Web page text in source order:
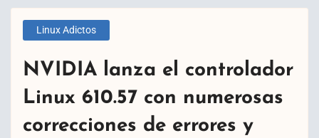
Linux Adictos
NVIDIA lanza el controlador
Linux 610.57 con numerosas
correcciones de errores y